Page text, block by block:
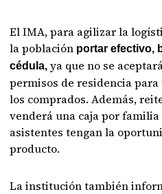
El IMA, para agilizar la
la población portar efectivo,
cédula, ya que no se
permisos de residencia
los comprados. Además,
venderá una caja por familia
asistentes tengan la
producto.
La institución también